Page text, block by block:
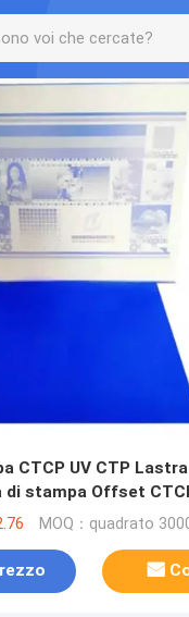
CTCP UV CTP
di stampa Offset
MOQ：quadrato